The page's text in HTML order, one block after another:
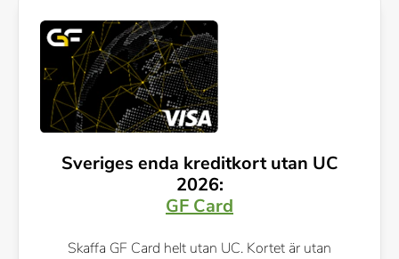
Sveriges enda kreditkort utan UC
2026:
GF Card
Skaffa GF Card helt utan UC. Kortet är utan